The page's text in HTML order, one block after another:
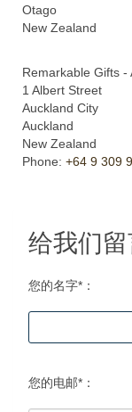
Otago
New Zealand
Remarkable Gifts -
1 Albert Street
Auckland City
Auckland
New Zealand
Phone: +64 9 309
给我们
您的名字*：
您的电邮*：